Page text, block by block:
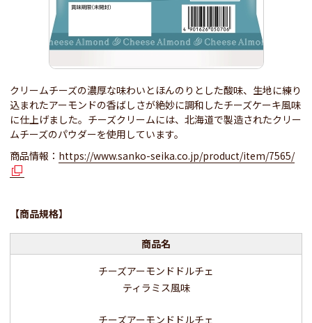
クリームチーズの濃厚な味わいとほんのりとした酸味、生地に練り
込まれたアーモンドの香ばしさが絶妙に調和したチーズケーキ風味
に仕上げました。チーズクリームには、北海道で製造されたクリー
ムチーズのパウダーを使用しています。
商品情報： https://www.sanko-seika.co.jp/product/item/7565/
【商品規格】
商品名
チーズアーモンドドルチェ
ティラミス風味
チーズアーモンドドルチェ